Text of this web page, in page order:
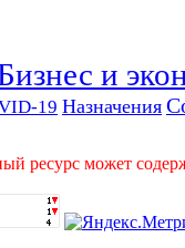
и
19 Назначения
ресурс может